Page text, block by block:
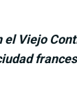
Viejo